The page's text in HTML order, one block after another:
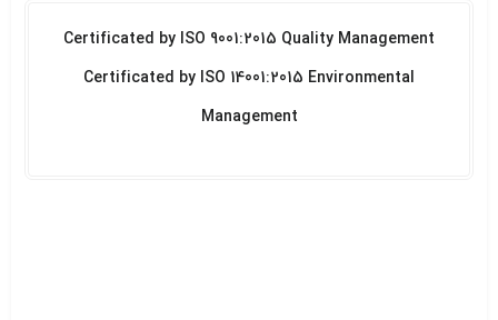
Certificated by ISO 9001:2015 Quality Management
Certificated by ISO 14001:2015 Environmental
Management